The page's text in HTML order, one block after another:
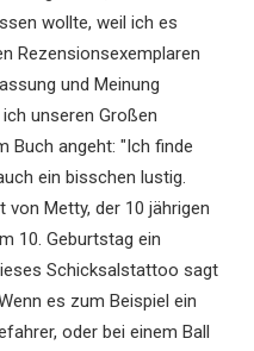
wollte, weil ich es
Rezensionsexemplaren
und Meinung
unseren Großen
Buch angeht: "Ich finde
ein bisschen lustig.
von Metty, der 10 jährigen
10. Geburtstag ein
Schicksalstattoo sagt
es zum Beispiel ein
oder bei einem Ball